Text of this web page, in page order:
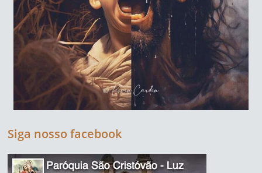
Siga nosso facebook